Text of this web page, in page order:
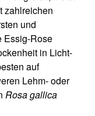
zahlreichen
und
Essig-Rose
in Licht-
auf
Lehm- oder
Rosa gallica